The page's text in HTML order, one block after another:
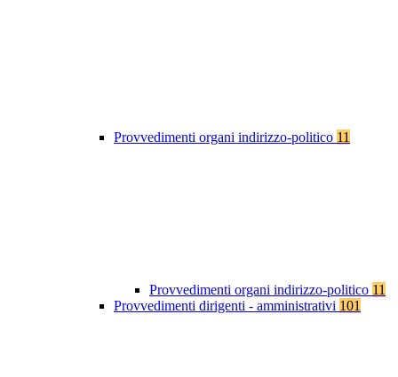
Provvedimenti organi indirizzo-politico 11
Provvedimenti organi indirizzo-politico 11
Provvedimenti dirigenti - amministrativi 101